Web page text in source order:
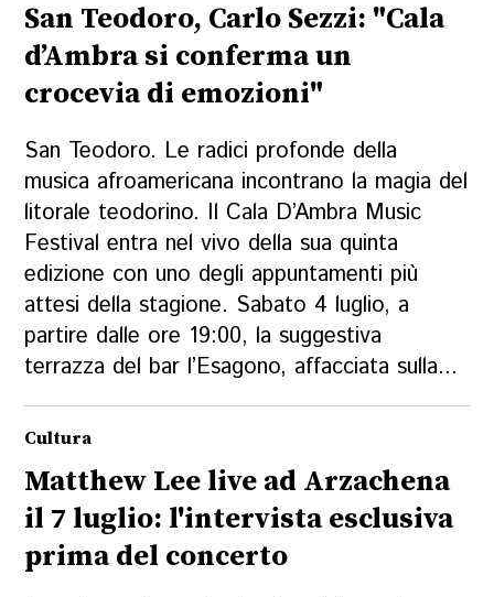
San Teodoro, Carlo Sezzi: "Cala
d’Ambra si conferma un
crocevia di emozioni"
San Teodoro. Le radici profonde della
musica afroamericana incontrano la magia del
litorale teodorino. Il Cala D’Ambra Music
Festival entra nel vivo della sua quinta
edizione con uno degli appuntamenti più
attesi della stagione. Sabato 4 luglio, a
partire dalle ore 19:00, la suggestiva
terrazza del bar l’Esagono, affacciata sulla...
Cultura
Matthew Lee live ad Arzachena
il 7 luglio: l'intervista esclusiva
prima del concerto